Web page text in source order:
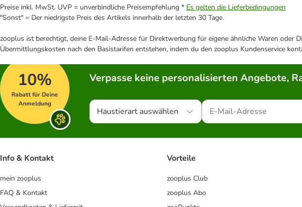
Preise inkl. MwSt. UVP = unverbindliche Preisempfehlung * Es gelten die Lieferbedingungen
"Sonst" = Der niedrigste Preis des Artikels innerhalb der letzten 30 Tage.
zooplus ist berechtigt, deine E-Mail-Adresse für Direktwerbung für eigene ähnliche Waren oder
Übermittlungskosten nach den Basistarifen entstehen, indem du den zooplus Kundenservice
10%
Rabatt für Deine
Anmeldung
Verpasse keine personalisierten Angebote,
Haustierart auswählen
Info & Kontakt
mein zooplus
FAQ & Kontakt
Vorteile
zooplus Club
zooplus Abo